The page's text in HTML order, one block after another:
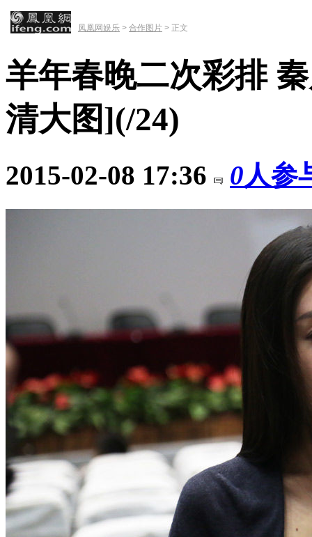
凤凰网娱乐 > 合作图片 > 正文
羊年春晚二次彩排
清大图](/24)
2015-02-08 17:36 0人参